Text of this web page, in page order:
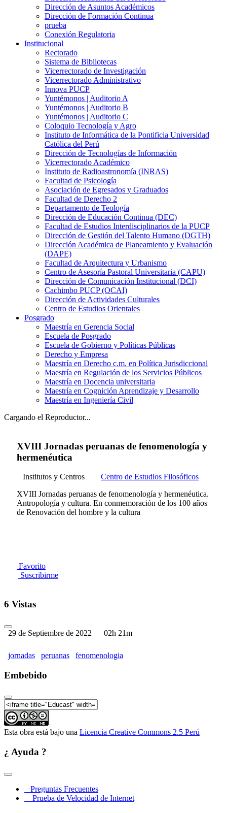
Dirección de Asuntos Académicos
Dirección de Formación Continua
prueba
Conexión Regulatoria
Institucional
Rectorado
Sistema de Bibliotecas
Vicerrectorado de Investigación
Vicerrectorado Administrativo
Innova PUCP
Yuntémonos | Auditorio A
Yuntémonos | Auditorio B
Yuntémonos | Auditorio C
Coloquio Tecnología y Agro
Instituto de Informática de la Pontificia Universidad
Católica del Perú
Dirección de Tecnologías de Información
Vicerrectorado Académico
Instituto de Radioastronomía (INRAS)
Facultad de Psicología
Asociación de Egresados y Graduados
Facultad de Derecho 2
Departamento de Teología
Dirección de Educación Continua (DEC)
Facultad de Estudios Interdisciplinarios de la PUCP
Dirección de Gestión del Talento Humano (DGTH)
Dirección Académica de Planeamiento y Evaluación
(DAPE)
Facultad de Arquitectura y Urbanismo
Centro de Asesoría Pastoral Universitaria (CAPU)
Dirección de Comunicación Institucional (DCI)
Cachimbo PUCP (OCAI)
Dirección de Actividades Culturales
Centro de Estudios Orientales
Posgrado
Maestría en Gerencia Social
Escuela de Posgrado
Escuela de Gobierno y Políticas Públicas
Derecho y Empresa
Maestría en Derecho c.m. en Política Jurisdiccional
Maestría en Regulación de los Servicios Públicos
Maestría en Docencia universitaria
Maestría en Cognición Aprendizaje y Desarrollo
Maestría en Ingeniería Civil
Cargando el Reproductor...
XVIII Jornadas peruanas de fenomenología y
hermenéutica
Institutos y Centros
Centro de Estudios Filosóficos
XVIII Jornadas peruanas de fenomenología y hermenéutica.
Antropología y cultura. En conmemoración de los 100 años
de Renovación del hombre y la cultura
Favorito
Suscribirme
6 Vistas
29 de Septiembre de 2022 02h 21m
jornadas peruanas fenomenologia
Embebido
Esta obra está bajo una Licencia Creative Commons 2.5 Perú
¿ Ayuda ?
Preguntas Frecuentes
Prueba de Velocidad de Internet